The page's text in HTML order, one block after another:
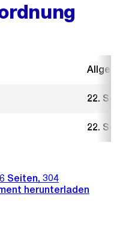
22.
22.
6 Seiten, 304
herunterladen